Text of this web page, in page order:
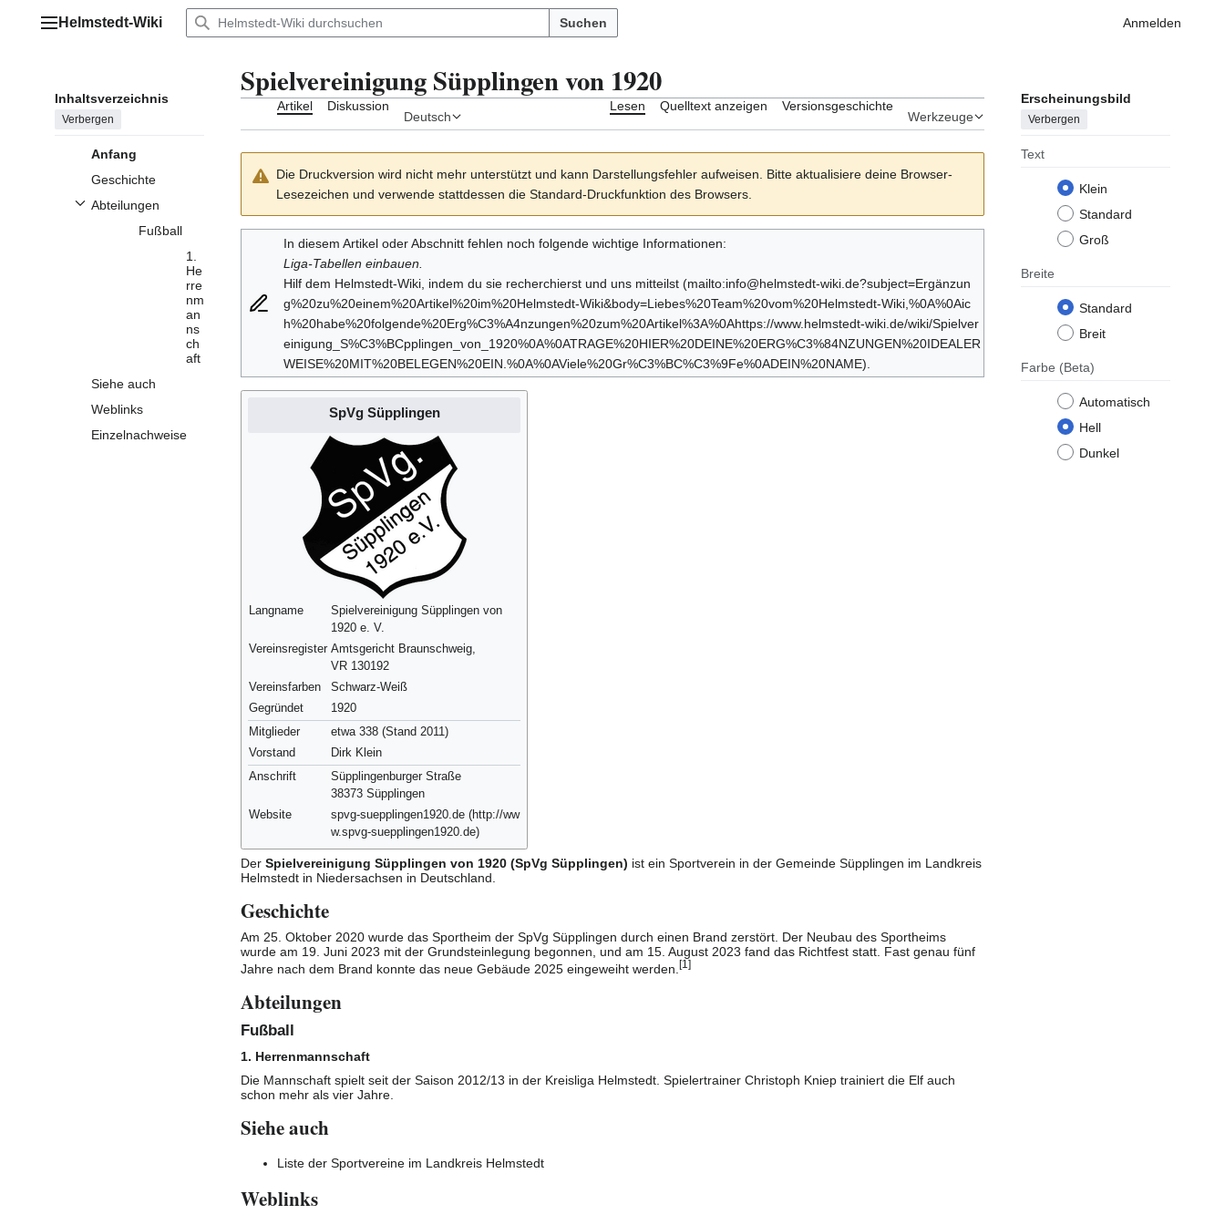
Hauptmenü
Helmstedt-Wiki Suchen Anmelden
Inhaltsverzeichnis
Verbergen
Anfang
Geschichte
Abteilungen
Unterabschnitt Abteilungen umschalten
Fußball
1.
He
rre
nm
an
ns
ch
aft
Siehe auch
Weblinks
Einzelnachweise
Spielvereinigung Süpplingen von 1920
Artikel Diskussion
Deutsch
Lesen Quelltext anzeigen Versionsgeschichte
Werkzeuge
Erscheinungsbild
Verbergen
Text
Klein
Standard
Groß
Breite
Standard
Breit
Farbe (Beta)
Automatisch
Hell
Dunkel
Die Druckversion wird nicht mehr unterstützt und kann Darstellungsfehler aufweisen. Bitte aktualisiere deine Browser-
Lesezeichen und verwende stattdessen die Standard-Druckfunktion des Browsers.
In diesem Artikel oder Abschnitt fehlen noch folgende wichtige Informationen:
Liga-Tabellen einbauen.
Hilf dem Helmstedt-Wiki, indem du sie recherchierst und uns mitteilst
SpVg Süpplingen
Langname
Spielvereinigung Süpplingen von
1920 e. V.
Vereinsregister Amtsgericht Braunschweig,
VR 130192
Vereinsfarben
Schwarz-Weiß
Gegründet
1920
Mitglieder
etwa 338 (Stand 2011)
Vorstand
Dirk Klein
Anschrift
Süpplingenburger Straße
38373 Süpplingen
Website
spvg-suepplingen1920.de
Der Spielvereinigung Süpplingen von 1920 (SpVg Süpplingen) ist ein Sportverein in der Gemeinde Süpplingen im Landkreis
Helmstedt in Niedersachsen in Deutschland.
Geschichte
Am 25. Oktober 2020 wurde das Sportheim der SpVg Süpplingen durch einen Brand zerstört. Der Neubau des Sportheims
wurde am 19. Juni 2023 mit der Grundsteinlegung begonnen, und am 15. August 2023 fand das Richtfest statt. Fast genau fünf
Jahre nach dem Brand konnte das neue Gebäude 2025 eingeweiht werden. [1 ]
Abteilungen
Fußball
1. Herrenmannschaft
Die Mannschaft spielt seit der Saison 2012/13 in der Kreisliga Helmstedt. Spielertrainer Christoph Kniep trainiert die Elf auch
schon mehr als vier Jahre.
Siehe auch
Liste der Sportvereine im Landkreis Helmstedt
Weblinks